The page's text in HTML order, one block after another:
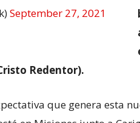
September 27, 2021
Redentor).
que genera esta